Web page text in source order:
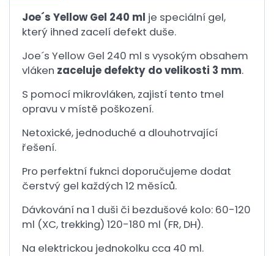
Joe´s Yellow Gel 240 ml je speciální gel,
který ihned zacelí defekt duše.
Joe´s Yellow Gel 240 ml s vysokým obsahem
vláken zaceluje defekty do velikosti 3 mm.
S pomocí mikrovláken, zajistí tento tmel
opravu v místě poškození.
Netoxické, jednoduché a dlouhotrvající
řešení.
Pro perfektní fuknci doporučujeme dodat
čerstvý gel každých 12 měsíců.
Dávkování na 1 duši či bezdušové kolo: 60-120
ml (XC, trekking) 120-180 ml (FR, DH).
Na elektrickou jednokolku cca 40 ml.